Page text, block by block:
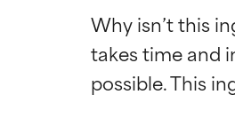
Why isn’t this
takes time and